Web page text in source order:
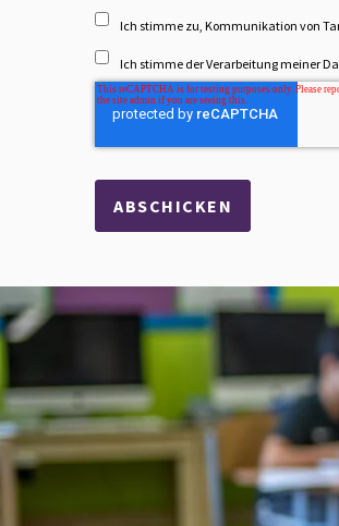
Ich stimme zu, Kommunikation von
Ich stimme der Verarbeitung meiner